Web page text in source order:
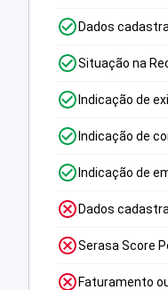
Dados
Situação na
Indicação de
Indicação de
Indicação de
Dados
Serasa Score
Faturamento